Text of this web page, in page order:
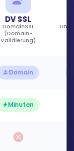
DV SSL
DomainSSL
(Domain-
Validierung)
Domain
Minuten